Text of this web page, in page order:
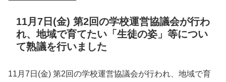
11月7日(金) 第2回の学校運営協議会が行わ
れ、地域で育てたい「生徒の姿」等につい
て熟議を行いました
11月7日(金) 第2回の学校運営協議会が行われ、地域で育